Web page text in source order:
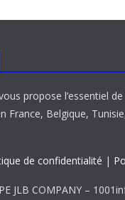
propose l’essentiel de
France, Belgique,
de confidentialité |
JLB COMPANY –